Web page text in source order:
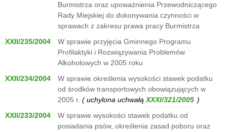
Burmistrza oraz upoważnienia Przewodniczącego
Rady Miejskiej do dokonywania czynności w
sprawach z zakresu prawa pracy Burmistrza
XXII/235/2004
W sprawie przyjęcia Gminnego Programu
Profilaktyki i Rozwiązywania Problemów
Alkoholowych w 2005 roku
XXII/234/2004
W sprawie określenia wysokości stawek podatku
od środków transportowych obowiązujących w
2005 r. ( uchylona uchwałą
)
XXII/233/2004
W sprawie wysokości stawek podatku od
posiadania psów, określenia zasad poboru oraz